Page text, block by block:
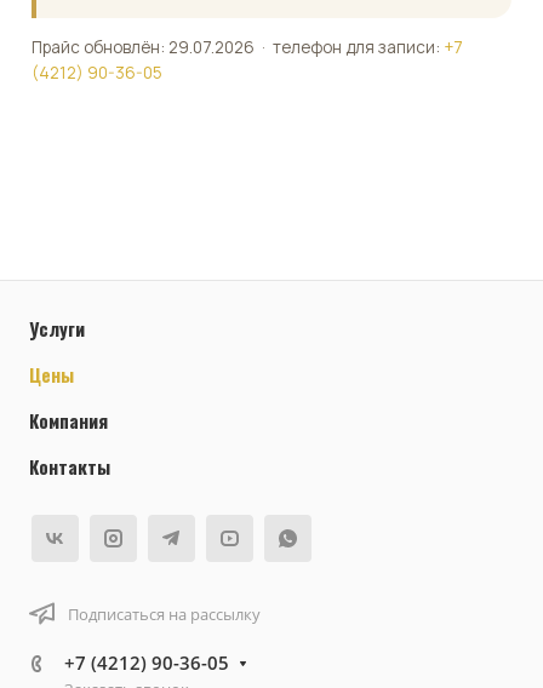
Прайс обновлён: 29.07.2026 · телефон для записи: +7
(4212) 90-36-05
Услуги
Цены
Компания
Контакты
Подписаться на рассылку
+7 (4212) 90-36-05